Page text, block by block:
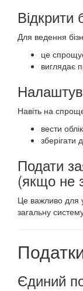
Відкрити
Для ведення
це
виглядає
Навіть на
вести
зберігати
Подати
(якщо не
Це важливо для
загальну
Єдиний